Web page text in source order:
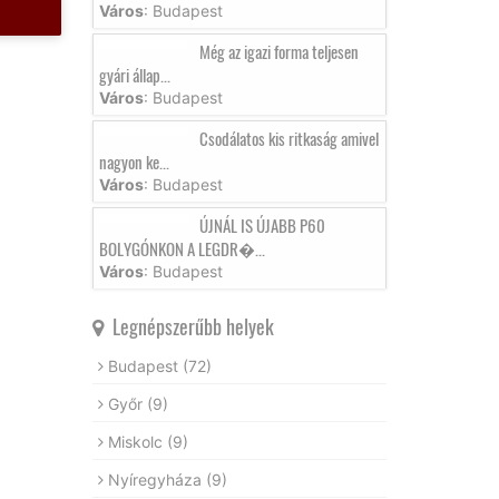
Város: Budapest
Még az igazi forma teljesen
gyári állap...
Város: Budapest
Csodálatos kis ritkaság amivel
nagyon ke...
Város: Budapest
ÚJNÁL IS ÚJABB P60
BOLYGÓNKON A LEGDR�...
Város: Budapest
Legnépszerűbb helyek
Budapest (72)
Győr (9)
Miskolc (9)
Nyíregyháza (9)